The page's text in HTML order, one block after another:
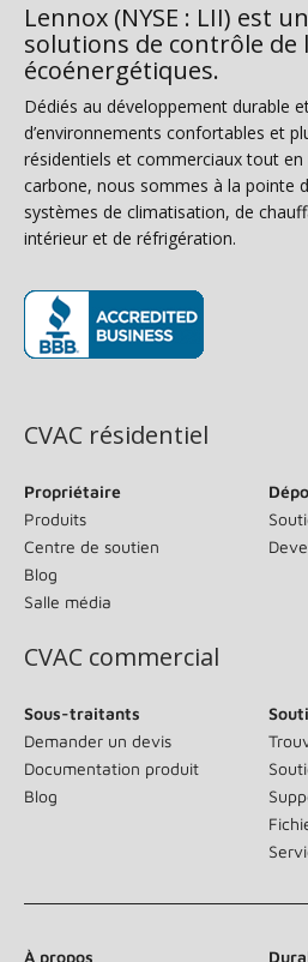
Lennox (NYSE : LII) est
solutions de contrôle
écoénergétiques.
Dédiés au développement durable
d’environnements confortables et
résidentiels et commerciaux tout
carbone, nous sommes à la pointe
systèmes de climatisation, de
intérieur et de réfrigération.
CVAC résidentiel
Propriétaire
Produits
Centre de soutien
Blog
Salle média
CVAC commercial
Sous-traitants
Demander un devis
Documentation produit
Blog
À propos